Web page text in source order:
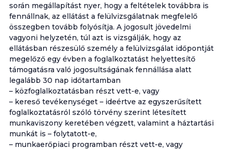
során megállapítást nyer, hogy a feltételek továbbra is
fennállnak, az ellátást a felülvizsgálatnak megfelelő
összegben tovább folyósítja. A jogosult jövedelmi
vagyoni helyzetén, túl azt is vizsgálják, hogy az
ellátásban részesülő személy a felülvizsgálat időpontját
megelőző egy évben a foglalkoztatást helyettesítő
támogatásra való jogosultságának fennállása alatt
legalább 30 nap időtartamban
– közfoglalkoztatásban részt vett-e, vagy
– kereső tevékenységet – ideértve az egyszerűsített
foglalkoztatásról szóló törvény szerint létesített
munkaviszony keretében végzett, valamint a háztartási
munkát is – folytatott-e,
– munkaerőpiaci programban részt vett-e, vagy